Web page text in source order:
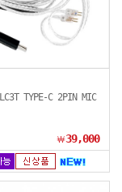
TYPE-C 2PIN MIC
￦39,000